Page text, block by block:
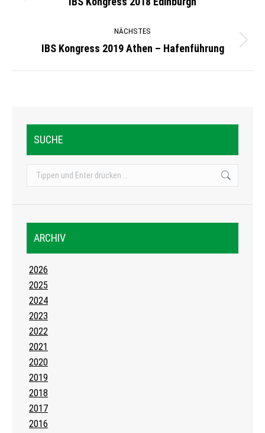
NÄCHSTES
Nächstes
IBS Kongress 2019 Athen – Hafenführung
SUCHE
Search:
ARCHIV
2026
2025
2024
2023
2022
2021
2020
2019
2018
2017
2016